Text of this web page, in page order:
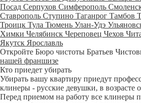
Посад Серпухов Симферополь
Ставрополь Ступино Таганрог Тамбов
Троицк Тула Тюмень Улан-Удэ
Химки Челябинск Череповец Чехов
Якутск Ярославль
Откройте Бюро чистоты Братьев
нашей франшизе
Кто приедет убирать
Убирать вашу квартиру приедут
клинеры - русские девушки, в возрасте
Перед приемом на работу все клинеры